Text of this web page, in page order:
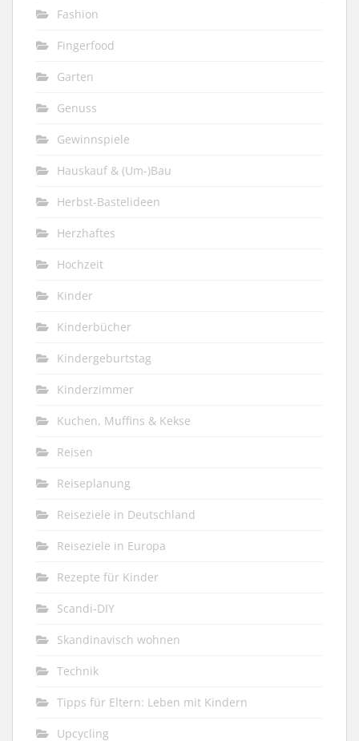
Fashion
Fingerfood
Garten
Genuss
Gewinnspiele
Hauskauf & (Um-)Bau
Herbst-Bastelideen
Herzhaftes
Hochzeit
Kinder
Kinderbücher
Kindergeburtstag
Kinderzimmer
Kuchen, Muffins & Kekse
Reisen
Reiseplanung
Reiseziele in Deutschland
Reiseziele in Europa
Rezepte für Kinder
Scandi-DIY
Skandinavisch wohnen
Technik
Tipps für Eltern: Leben mit Kindern
Upcycling